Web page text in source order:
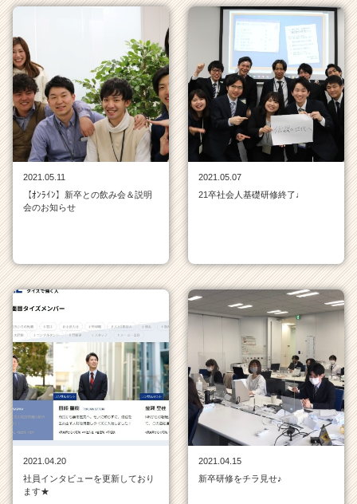
2021.05.11
【ｵﾝﾗｲﾝ】新卒との飲み会＆説明
会のお知らせ
2021.05.07
21卒社会人基礎研修終了♩
2021.04.20
社員インタビューを更新しており
ます★
2021.04.15
新卒研修をチラ見せ♪